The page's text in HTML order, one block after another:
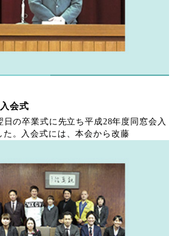
会式
日の卒業式に先立ち平成28年度同窓会入
た。入会式には、本会から改藤